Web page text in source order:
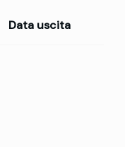
Data uscita